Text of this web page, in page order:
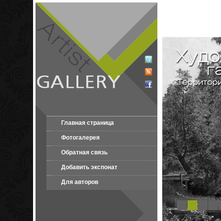
Главная страница
Фотогалерея
Обратная связь
Добавить экспонат
Для авторов